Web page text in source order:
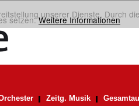
unserer Dienste. Durch
setzen.Weitere Informationen
Zeitg. Musik